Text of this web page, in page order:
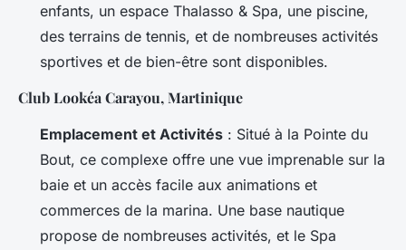
enfants, un espace Thalasso & Spa, une piscine,
des terrains de tennis, et de nombreuses activités
sportives et de bien-être sont disponibles.
Club Lookéa Carayou, Martinique
Emplacement et Activités : Situé à la Pointe du
Bout, ce complexe offre une vue imprenable sur la
baie et un accès facile aux animations et
commerces de la marina. Une base nautique
propose de nombreuses activités, et le Spa